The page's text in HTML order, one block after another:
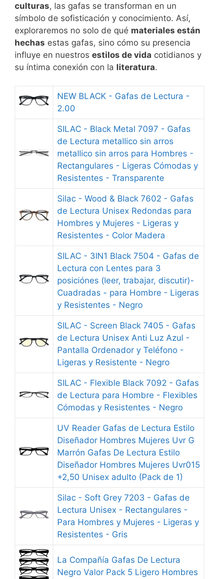
culturas, las gafas se transforman en un
símbolo de sofisticación y conocimiento. Así,
exploraremos no solo de qué materiales están
hechas estas gafas, sino cómo su presencia
influye en nuestros estilos de vida cotidianos y
su íntima conexión con la literatura.
NEW BLACK - Gafas de Lectura -
2.00
SILAC - Black Metal 7097 - Gafas
de Lectura metallico sin arros
metallico sin arros para Hombres -
Rectangulares - Ligeras Cómodas y
Resistentes - Transparente
Silac - Wood & Black 7602 - Gafas
de Lectura Unisex Redondas para
Hombres y Mujeres - Ligeras y
Resistentes - Color Madera
SILAC - 3IN1 Black 7504 - Gafas de
Lectura con Lentes para 3
posiciónes (leer, trabajar, discutir)-
Cuadradas - para Hombre - Ligeras
y Resistentes - Negro
SILAC - Screen Black 7405 - Gafas
de Lectura Unisex Anti Luz Azul -
Pantalla Ordenador y Teléfono -
Ligeras y Resistente - Negro
SILAC - Flexible Black 7092 - Gafas
de Lectura para Hombre - Flexibles
Cómodas y Resistentes - Negro
UV Reader Gafas de Lectura Estilo
Diseñador Hombres Mujeres Uvr G
Marrón Gafas De Lectura Estilo
Diseñador Hombres Mujeres Uvr015
+2,50 Unisex adulto (Pack de 1)
Silac - Soft Grey 7203 - Gafas de
Lectura Unisex - Rectangulares -
Para Hombres y Mujeres - Ligeras y
Resistentes - Gris
La Compañía Gafas De Lectura
Negro Valor Pack 5 Ligero Hombres